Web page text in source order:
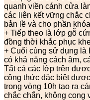
quanh viền cánh cửa
các liên kết vững chắc
bản lề và cho phần
+ Tiếp theo là lớp gỗ
đồng thời khắc phục
+ Cuối cùng sử dụng
có khả năng cách âm,
Tất cả các lớp trên
công thức đặc biệt
trong vòng 10h tạo ra
chắc chắn, không cong